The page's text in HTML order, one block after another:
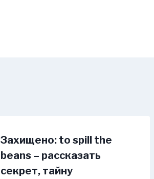
Захищено: to spill the
beans – рассказать
секрет, тайну